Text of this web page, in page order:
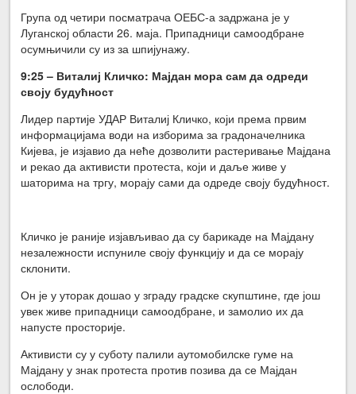
Група од четири посматрача ОЕБС-а задржана је у
Луганској области 26. маја. Припадници самоодбране
осумњичили су из за шпијунажу.
9:25 – Виталиј Кличко: Мајдан мора сам да одреди
своју будућност
Лидер партије УДАР Виталиј Кличко, који према првим
информацијама води на изборима за градоначелника
Кијева, је изјавио да неће дозволити растеривање Мајдана
и рекао да активисти протеста, који и даље живе у
шаторима на тргу, морају сами да одреде своју будућност.
Кличко је раније изјављивао да су барикаде на Мајдану
незалежности испуниле своју функцију и да се морају
склонити.
Он је у уторак дошао у зграду градске скупштине, где још
увек живе припадници самоодбране, и замолио их да
напусте просторије.
Активисти су у суботу палили аутомобилске гуме на
Мајдану у знак протеста против позива да се Мајдан
ослободи.